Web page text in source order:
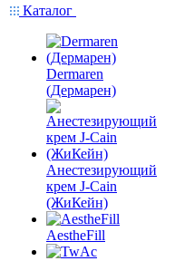
Каталог
Dermaren
(Дермарен)
Анестезирующий
крем J-Cain
(ЖиКейн)
AestheFill